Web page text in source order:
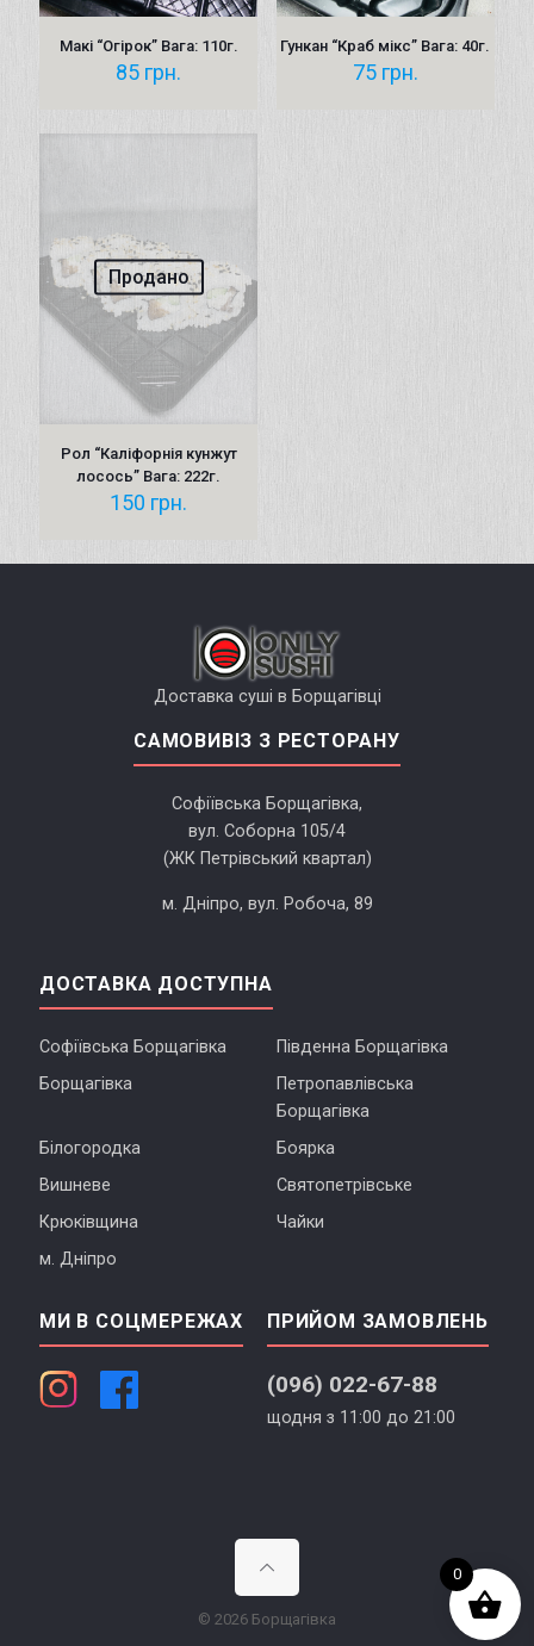
Макі “Oгірок” Вага: 110г.
85 грн.
Гункан “Краб мікс” Вага: 40г.
75 грн.
Продано
Рол “Каліфорнія кунжут
лосось” Вага: 222г.
150 грн.
Доставка суші в Борщагівці
САМОВИВІЗ З РЕСТОРАНУ
Софіївська Борщагівка,
вул. Соборна 105/4
(ЖК Петрівський квартал)
м. Дніпро, вул. Робоча, 89
ДОСТАВКА ДОСТУПНА
Софіївська Борщагівка
Південна Борщагівка
Борщагівка
Петропавлівська
Борщагівка
Білогородка
Боярка
Вишневе
Святопетрівське
Крюківщина
Чайки
м. Дніпро
МИ В СОЦМЕРЕЖАХ ПРИЙОМ ЗАМОВЛЕНЬ
(096) 022-67-88
щодня з 11:00 до 21:00
© 2026 Борщагівка
0